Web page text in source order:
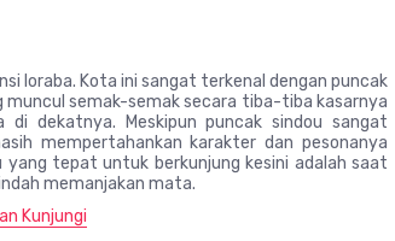
loraba. Kota ini sangat terkenal dengan puncak
semak-semak secara tiba-tiba kasarnya
dekatnya. Meskipun puncak sindou sangat
mempertahankan karakter dan pesonanya
tepat untuk berkunjung kesini adalah saat
memanjakan mata.
Kunjungi